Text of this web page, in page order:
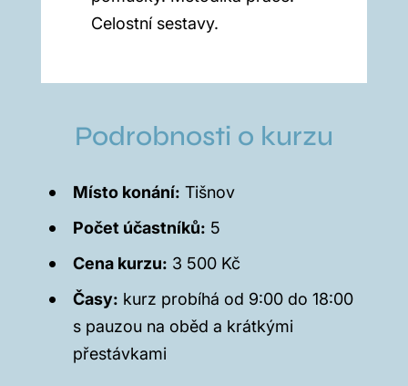
Celostní sestavy.
Podrobnosti o kurzu
Místo konání: Tišnov
Počet účastníků: 5
Cena kurzu: 3 500 Kč
Časy: kurz probíhá od 9:00 do 18:00
s pauzou na oběd a krátkými
přestávkami